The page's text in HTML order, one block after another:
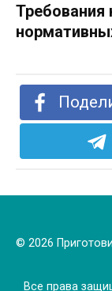
© 2026
Все права